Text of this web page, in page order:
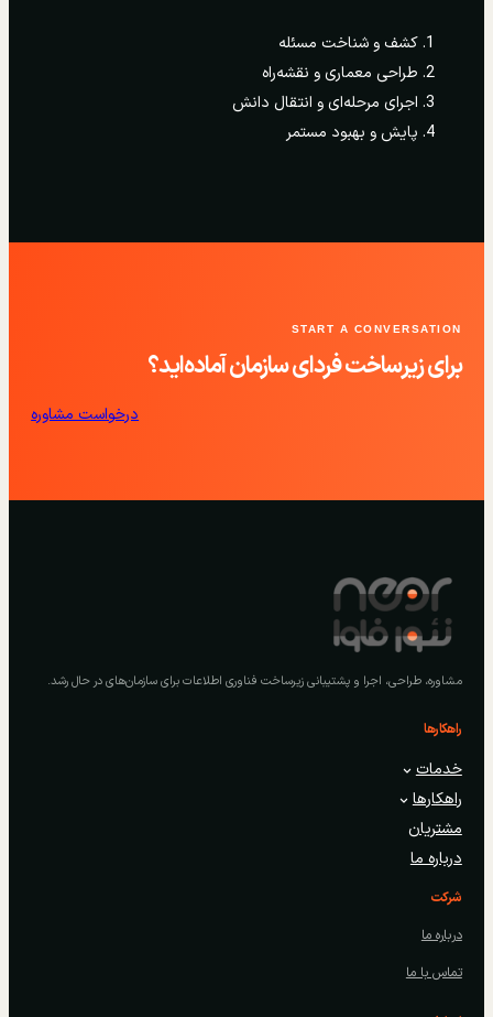
کشف و شناخت مسئله
طراحی معماری و نقشه‌راه
اجرای مرحله‌ای و انتقال دانش
پایش و بهبود مستمر
START A CONVERSATION
برای زیرساخت فردای سازمان آماده‌اید؟
درخواست مشاوره
مشاوره، طراحی، اجرا و پشتیبانی زیرساخت فناوری اطلاعات برای سازمان‌های در حال رشد.
راهکارها
خدمات
راهکارها
مشتریان
درباره ما
شرکت
درباره ما
تماس با ما